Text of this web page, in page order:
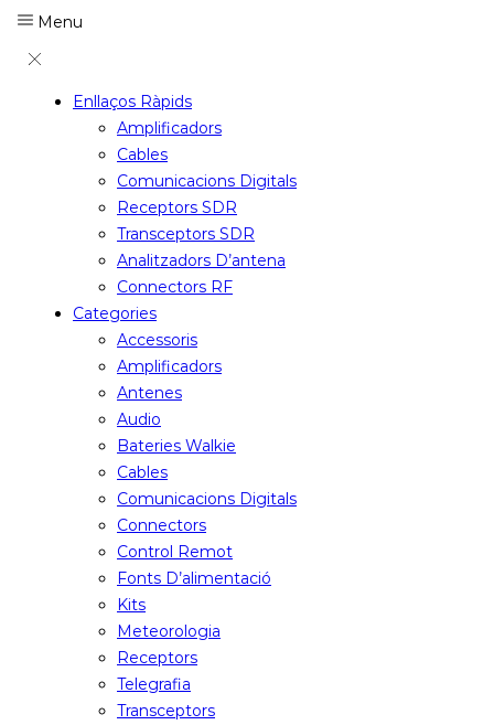
Menu
Enllaços Ràpids
Amplificadors
Cables
Comunicacions Digitals
Receptors SDR
Transceptors SDR
Analitzadors D’antena
Connectors RF
Categories
Accessoris
Amplificadors
Antenes
Audio
Bateries Walkie
Cables
Comunicacions Digitals
Connectors
Control Remot
Fonts D’alimentació
Kits
Meteorologia
Receptors
Telegrafia
Transceptors